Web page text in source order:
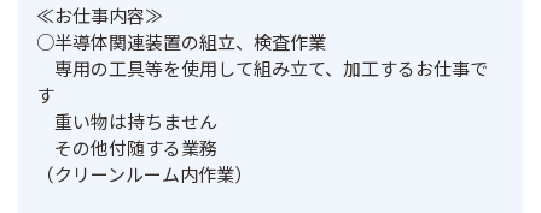
≪お仕事内容≫
○半導体関連装置の組立、検査作業
専用の工具等を使用して組み立て、加工するお仕事で
す
重い物は持ちません
その他付随する業務
（クリーンルーム内作業）